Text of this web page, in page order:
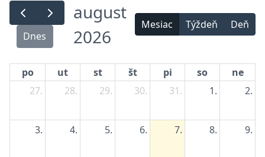
Dnes
august
2026
Mesiac Týždeň Deň
po ut st št pi so
ne
27.
28. 29. 30. 31. 1. 2.
3. 4. 5. 6. 7. 8. 9.